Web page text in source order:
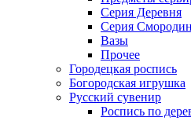
Серия Деревня
Серия
Вазы
Прочее
Городецкая роспись
Богородская игрушка
Русский сувенир
Роспись по